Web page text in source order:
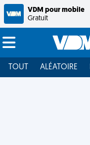
VDM pour mobile
Gratuit
TOUT ALÉATOIRE